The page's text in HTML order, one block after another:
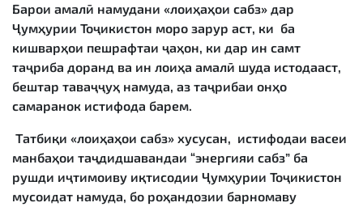
Барои амалӣ намудани «лоиҳаҳои сабз» дар
Ҷумҳурии Тоҷикистон моро зарур аст, ки ба
кишварҳои пешрафтаи ҷаҳон, ки дар ин самт
таҷриба доранд ва ин лоиҳа амалӣ шуда истодааст,
бештар таваҷҷуҳ намуда, аз таҷрибаи онҳо
самаранок истифода барем.
Татбиқи «лоиҳаҳои сабз» хусусан, истифодаи васеи
манбаҳои таҷдидшавандаи “энергияи сабз” ба
рушди иҷтимоиву иқтисодии Ҷумҳурии Тоҷикистон
мусоидат намуда, бо роҳандозии барномаву